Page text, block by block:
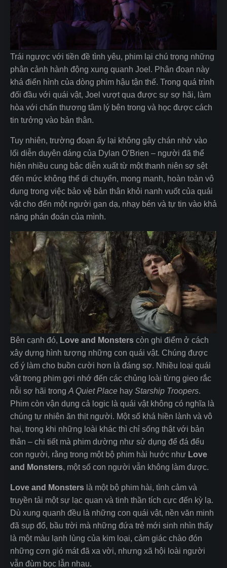
Trái ngược với tiền đề tình yêu, phim lại chú trọng những
phân cảnh hành động xung quanh Joel. Phân đoạn này
khá điển hình của dòng phim hậu tận thế. Trong quá trình
đối đầu với quái vật, Joel vượt qua được sự sợ hãi, làm
hòa với chấn thương tâm lý bên trong và học được cách
tin tưởng vào bản thân.
Tuy nhiên, trường đoạn ấy lại không gây chán nhờ vào
lối diễn duyên dáng của Dylan O’Brien – người đã thể
hiện nhiều cung bậc diễn xuất từ một thanh niên sợ sệt
đến mức không thể di chuyển, mong manh, hoàn toàn vô
dụng trong việc bảo vệ bản thân khỏi nanh vuốt của quái
vật cho đến một người gan dạ, nhạy bén và tự tin vào khả
năng phán đoán của mình.
Bên cạnh đó, Love and Monsters còn ghi điểm ở cách
xây dựng hình tượng những con quái vật. Chúng được
cố ý làm cho buồn cười hơn là đáng sợ. Nhiều loại quái
vật trong phim gợi nhớ đến các chủng loài từng gieo rắc
nỗi sợ hãi trong A Quiet Place hay Starship Troopers.
Phim còn vận dụng cả logic là quái vật không có nghĩa là
chúng tự nhiên ăn thịt người. Một số khá hiền lành và vô
hại, trong khi những loài khác thì chỉ sống thật với bản
thân – chi tiết mà phim dường như sử dụng để đá đểu
con người, rằng trong một bộ phim hài hước như Love
and Monsters, một số con người vẫn không làm được.
Love and Monsters là một bộ phim hài, tình cảm và
truyền tải một sự lạc quan và tinh thần tích cực đến kỳ lạ.
Dù xung quanh đều là những con quái vật, nền văn minh
đã sụp đổ, bầu trời mà những đứa trẻ mới sinh nhìn thấy
là một màu lạnh lùng của kim loại, cảm giác chào đón
những cơn gió mát đã xa vời, nhưng xã hội loài người
vẫn đùm bọc lẫn nhau.